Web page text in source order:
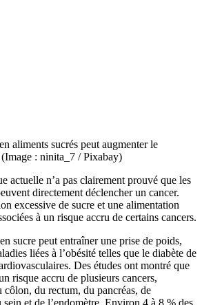
aliments sucrés peut augmenter le
: ninita_7 / Pixabay)
actuelle n’a pas clairement prouvé que les
directement déclencher un cancer.
excessive de sucre et une alimentation
à un risque accru de certains cancers.
sucre peut entraîner une prise de poids,
liées à l’obésité telles que le diabète de
Des études ont montré que
risque accru de plusieurs cancers,
côlon, du rectum, du pancréas, de
et de l’endomètre. Environ 4 à 8 % des